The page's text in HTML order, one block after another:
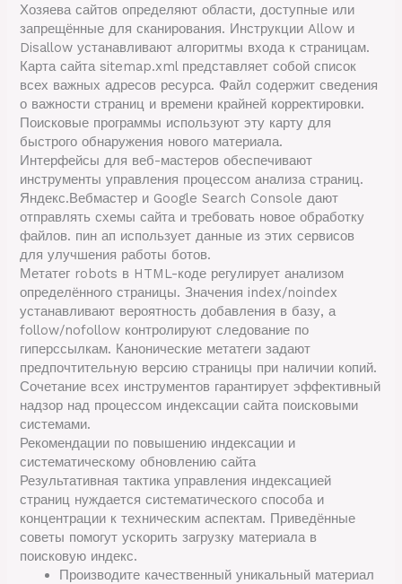
Хозяева сайтов определяют области, доступные или
запрещённые для сканирования. Инструкции Allow и
Disallow устанавливают алгоритмы входа к страницам.
Карта сайта sitemap.xml представляет собой список
всех важных адресов ресурса. Файл содержит сведения
о важности страниц и времени крайней корректировки.
Поисковые программы используют эту карту для
быстрого обнаружения нового материала.
Интерфейсы для веб-мастеров обеспечивают
инструменты управления процессом анализа страниц.
Яндекс.Вебмастер и Google Search Console дают
отправлять схемы сайта и требовать новое обработку
файлов. пин ап использует данные из этих сервисов
для улучшения работы ботов.
Метатег robots в HTML-коде регулирует анализом
определённого страницы. Значения index/noindex
устанавливают вероятность добавления в базу, а
follow/nofollow контролируют следование по
гиперссылкам. Канонические метатеги задают
предпочтительную версию страницы при наличии копий.
Сочетание всех инструментов гарантирует эффективный
надзор над процессом индексации сайта поисковыми
системами.
Рекомендации по повышению индексации и
систематическому обновлению сайта
Результативная тактика управления индексацией
страниц нуждается систематического способа и
концентрации к техническим аспектам. Приведённые
советы помогут ускорить загрузку материала в
поисковую индекс.
Производите качественный уникальный материал